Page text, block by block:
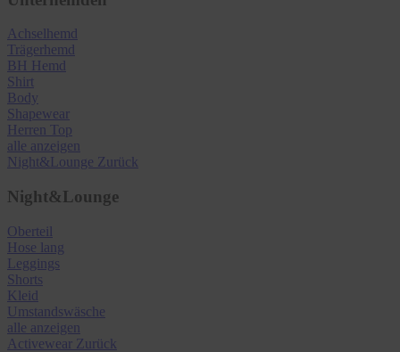
Achselhemd
Trägerhemd
BH Hemd
Shirt
Body
Shapewear
Herren Top
alle anzeigen
Night&Lounge Zurück
Night&Lounge
Oberteil
Hose lang
Leggings
Shorts
Kleid
Umstandswäsche
alle anzeigen
Activewear Zurück